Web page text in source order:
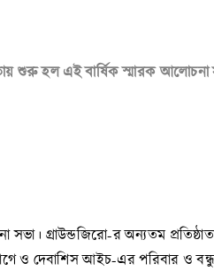
শুরু হল এই বার্ষিক স্মারক
গ্রাউন্ডজিরো-র অন্যতম
ও দেবাশিস আইচ-এর পরিবার ও